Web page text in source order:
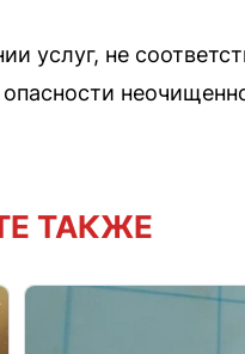
услуг, не
опасности
ТАКЖЕ